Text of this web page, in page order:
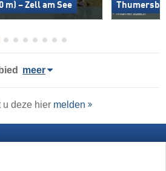
m) – Zell am See
meer
u deze hier melden